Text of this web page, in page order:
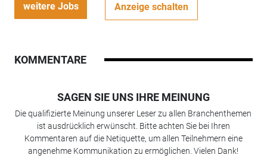
weitere Jobs Anzeige schalten
KOMMENTARE
SAGEN SIE UNS IHRE MEINUNG
Die qualifizierte Meinung unserer Leser zu allen Branchenthemen
ist ausdrücklich erwünscht. Bitte achten Sie bei Ihren
Kommentaren auf die Netiquette, um allen Teilnehmern eine
angenehme Kommunikation zu ermöglichen. Vielen Dank!